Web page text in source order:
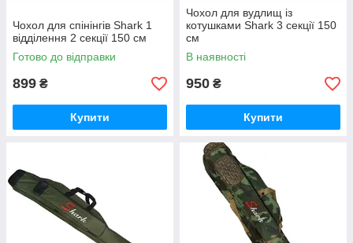
Чохол для спінінгів Shark 1
відділення 2 секції 150 см
Готово до відправки
899 ₴
Купити
Чохол для вудлищ із
котушками Shark 3 секції 150
см
В наявності
950 ₴
Купити